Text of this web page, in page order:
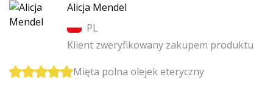
Alicja Mendel
PL
Klient zweryfikowany zakupem produktu
Mięta polna olejek eteryczny